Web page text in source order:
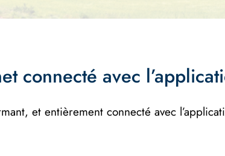
connecté avec
et entièrement connecté avec